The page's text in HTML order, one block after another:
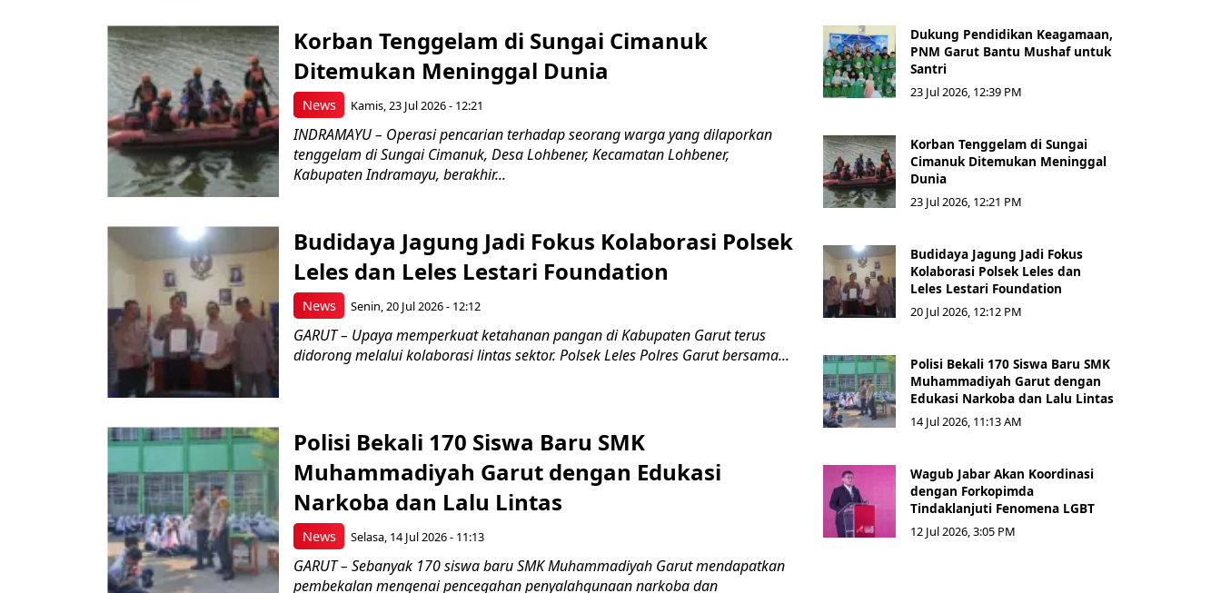
News
Korban Tenggelam di Sungai Cimanuk
Ditemukan Meninggal Dunia
Kamis, 23 Jul 2026 - 12:21
INDRAMAYU – Operasi pencarian terhadap seorang warga yang dilaporkan
tenggelam di Sungai Cimanuk, Desa Lohbener, Kecamatan Lohbener,
Kabupaten Indramayu, berakhir...
News
Budidaya Jagung Jadi Fokus Kolaborasi Polsek
Leles dan Leles Lestari Foundation
Senin, 20 Jul 2026 - 12:12
GARUT – Upaya memperkuat ketahanan pangan di Kabupaten Garut terus
didorong melalui kolaborasi lintas sektor. Polsek Leles Polres Garut bersama...
News
Polisi Bekali 170 Siswa Baru SMK
Muhammadiyah Garut dengan Edukasi
Narkoba dan Lalu Lintas
Selasa, 14 Jul 2026 - 11:13
GARUT – Sebanyak 170 siswa baru SMK Muhammadiyah Garut mendapatkan
pembekalan mengenai pencegahan penyalahgunaan narkoba dan
Dukung Pendidikan Keagamaan,
PNM Garut Bantu Mushaf untuk
Santri
23 Jul 2026, 12:39 PM
Korban Tenggelam di Sungai
Cimanuk Ditemukan Meninggal
Dunia
23 Jul 2026, 12:21 PM
Budidaya Jagung Jadi Fokus
Kolaborasi Polsek Leles dan
Leles Lestari Foundation
20 Jul 2026, 12:12 PM
Polisi Bekali 170 Siswa Baru SMK
Muhammadiyah Garut dengan
Edukasi Narkoba dan Lalu Lintas
14 Jul 2026, 11:13 AM
Wagub Jabar Akan Koordinasi
dengan Forkopimda
Tindaklanjuti Fenomena LGBT
12 Jul 2026, 3:05 PM